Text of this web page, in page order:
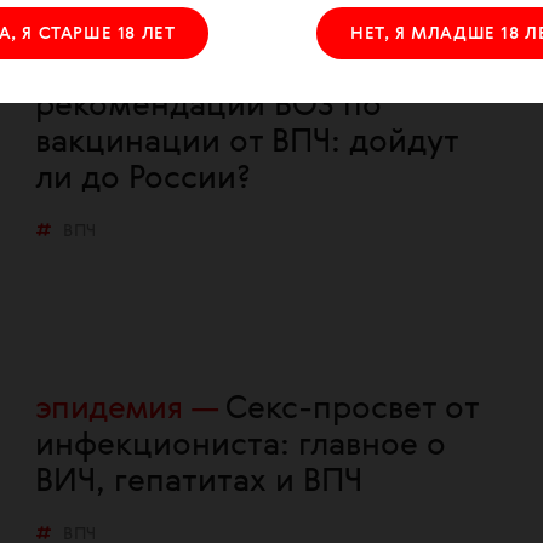
Я СТАРШЕ 18 ЛЕТ НЕТ, Я МЛАДШЕ 18
общество
рекомендации ВОЗ по
вакцинации от ВПЧ: дойдут
ли до России?
эпидемия
Секс-просвет от
инфекциониста: главное о
ВИЧ, гепатитах и ВПЧ